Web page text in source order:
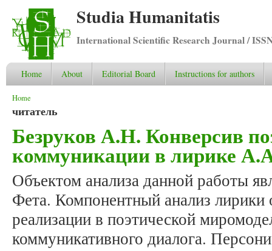
Studia Humanitatis
International Scientific Research Journal /
Home About Editorial Board Instructions for authors
You are here
Home
читатель
Безруков А.Н. Конверсив
коммуникации в лирике
Объектом анализа данной работы
Фета. Компонентный анализ лирики
реализации в поэтической
коммуникативного диалога.